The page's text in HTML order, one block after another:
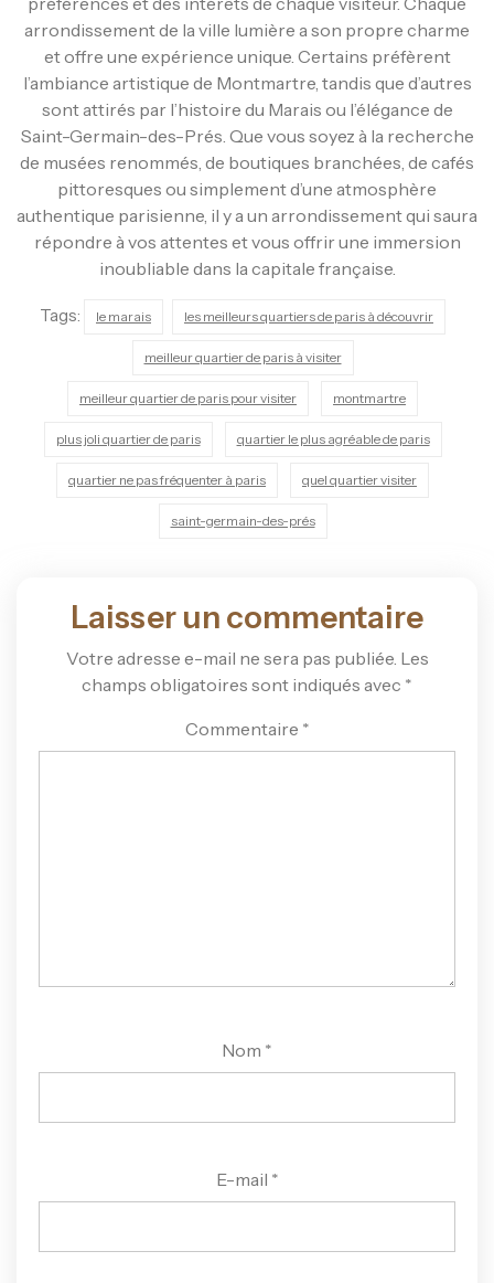
arrondissement de la ville lumière a son propre charme
et offre une expérience unique. Certains préfèrent
l’ambiance artistique de Montmartre, tandis que d’autres
sont attirés par l’histoire du Marais ou l’élégance de
Saint-Germain-des-Prés. Que vous soyez à la recherche
de musées renommés, de boutiques branchées, de cafés
pittoresques ou simplement d’une atmosphère
authentique parisienne, il y a un arrondissement qui saura
répondre à vos attentes et vous offrir une immersion
inoubliable dans la capitale française.
Tags: le marais les meilleurs quartiers de paris à découvrir
meilleur quartier de paris à visiter
meilleur quartier de paris pour visiter montmartre
plus joli quartier de paris quartier le plus agréable de paris
quartier ne pas fréquenter à paris quel quartier visiter
saint-germain-des-prés
Laisser un commentaire
Votre adresse e-mail ne sera pas publiée. Les
champs obligatoires sont indiqués avec *
Commentaire *
Nom *
E-mail *